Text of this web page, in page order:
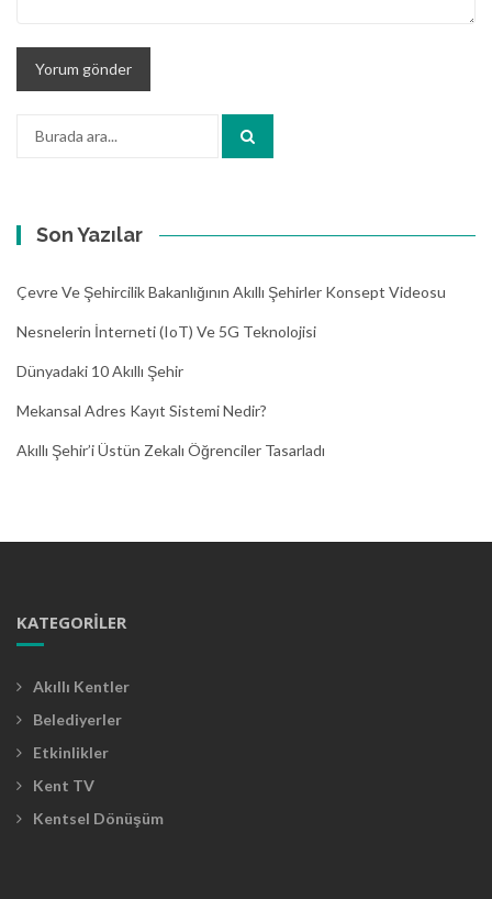
Son Yazılar
Çevre Ve Şehircilik Bakanlığının Akıllı Şehirler Konsept Videosu
Nesnelerin İnterneti (IoT) Ve 5G Teknolojisi
Dünyadaki 10 Akıllı Şehir
Mekansal Adres Kayıt Sistemi Nedir?
Akıllı Şehir’i Üstün Zekalı Öğrenciler Tasarladı
KATEGORILER
Akıllı Kentler
Belediyerler
Etkinlikler
Kent TV
Kentsel Dönüşüm